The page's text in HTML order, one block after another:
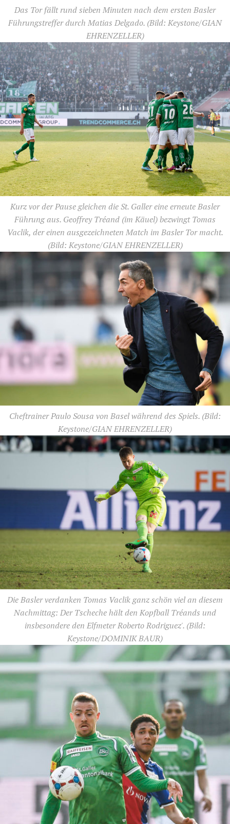
Das Tor fällt rund sieben Minuten nach dem ersten Basler
Führungstreffer durch Matias Delgado. (Bild: Keystone/GIAN
EHRENZELLER)
Kurz vor der Pause gleichen die St. Galler eine erneute Basler
Führung aus. Geoffrey Tréand (im Käuel) bezwingt Tomas
Vaclik, der einen ausgezeichneten Match im Basler Tor macht.
(Bild: Keystone/GIAN EHRENZELLER)
Cheftrainer Paulo Sousa von Basel während des Spiels. (Bild:
Keystone/GIAN EHRENZELLER)
Die Basler verdanken Tomas Vaclik ganz schön viel an diesem
Nachmittag: Der Tscheche hält den Kopfball Tréands und
insbesondere den Elfmeter Roberto Rodriguez'. (Bild:
Keystone/DOMINIK BAUR)